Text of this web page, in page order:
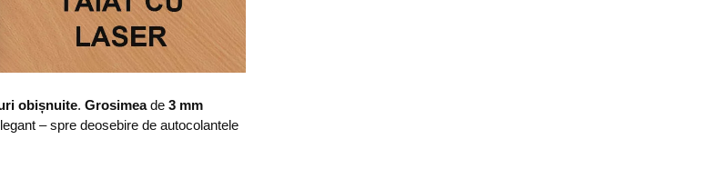
obișnuite. Grosimeade 3 mm
– spre deosebire de autocolantele